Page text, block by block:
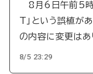
8月6日午前5時
T」という誤植が
の内容に変更はあ
8/5 23:29